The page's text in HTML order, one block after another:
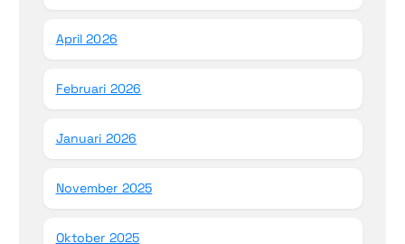
April 2026
Februari 2026
Januari 2026
November 2025
Oktober 2025